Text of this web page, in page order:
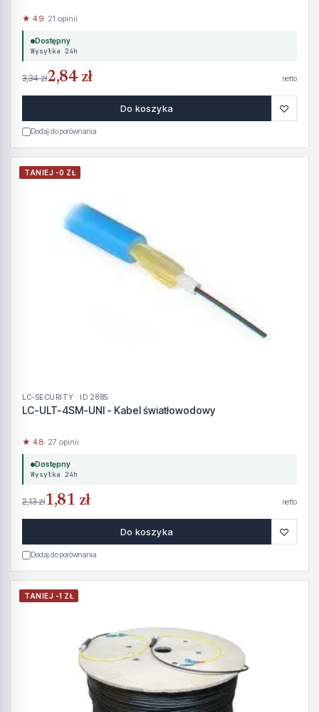
★ 4.9· 21 opinii
Dostępny
Wysyłka 24h
3,34 zł2,84 zł netto
Do koszyka ♡
Dodaj do porównania
TANIEJ -0 ZŁ
LC-SECURITY · ID 2885
LC-ULT-4SM-UNI - Kabel światłowodowy
★ 4.8· 27 opinii
Dostępny
Wysyłka 24h
2,13 zł1,81 zł netto
Do koszyka ♡
Dodaj do porównania
TANIEJ -1 ZŁ